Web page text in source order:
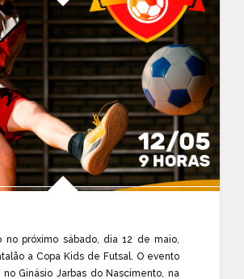
no próximo sábado, dia 12 de maio,
a Copa Kids de Futsal. O evento
Ginásio Jarbas do Nascimento, na